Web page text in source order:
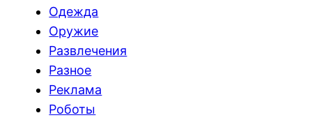
Одежда
Оружие
Развлечения
Разное
Реклама
Роботы